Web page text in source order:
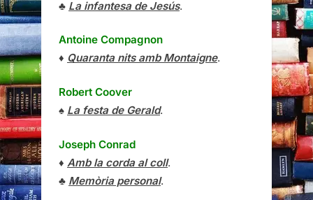
♣ La infantesa de Jesús.
Antoine Compagnon
♦ Quaranta nits amb Montaigne.
Robert Coover
♠ La festa de Gerald.
Joseph Conrad
♦ Amb la corda al coll.
♣ Memòria personal.